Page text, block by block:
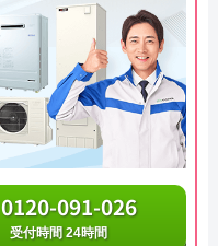
0120-091-026
受付時間 24時間